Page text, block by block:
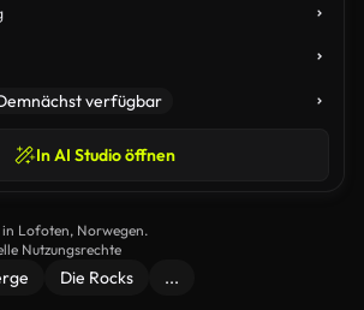
verfügbar
In AI Studio öffnen
in Lofoten, Norwegen.
Nutzungsrechte
Die Rocks ...